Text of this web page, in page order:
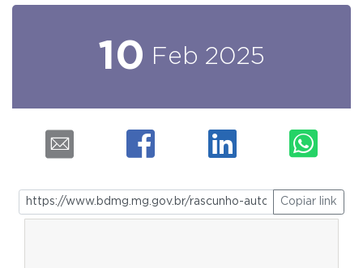
10 Feb 2025
Copiar link